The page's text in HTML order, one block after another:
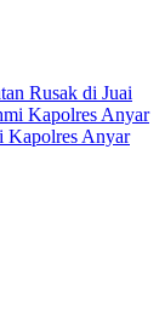
Rusak di Juai
Kapolres Anyar